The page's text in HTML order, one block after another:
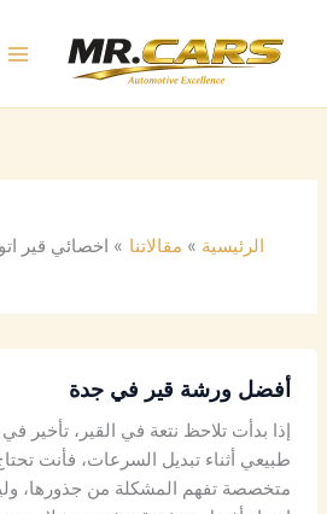
المحتوى
الرئيسية مقالاتنا اخصائي قير
أفضل ورشة قير في جدة
إذا بدأت تلاحظ نتعة في القير، تأخير
طبيعي أثناء تبديل السرعات، فأنت
متخصصة تفهم المشكلة من جذورها،